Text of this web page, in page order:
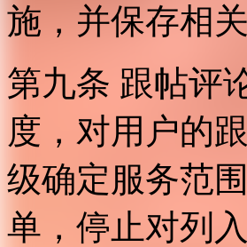
施，并保存相关
第九条 跟帖评
度，对用户的
级确定服务范
单，停止对列